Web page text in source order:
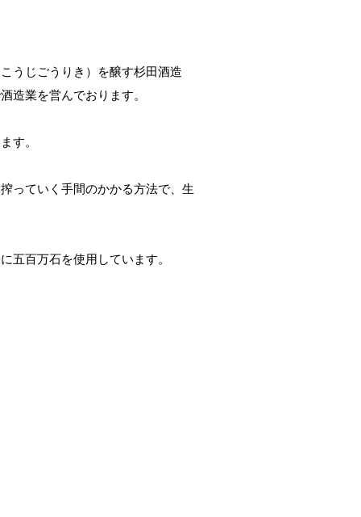
うじごうりき）を醸す杉田酒造
造業を営んでおります。
す。
っていく手間のかかる方法で、生
五百万石を使用しています。